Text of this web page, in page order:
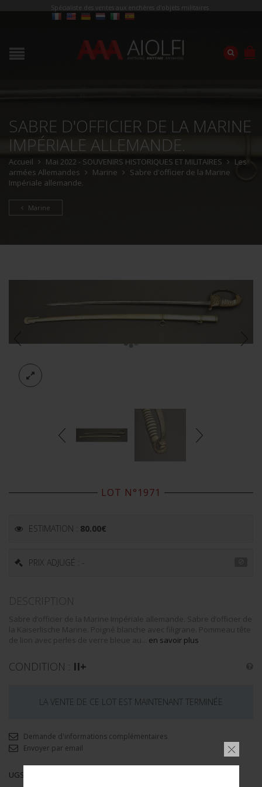
Spécialiste des ventes aux enchères d'objets militaires
SABRE D'OFFICIER DE LA MARINE
IMPÉRIALE ALLEMANDE.
Accueil Mai 2022 - SOUVENIRS HISTORIQUES ET MILITAIRES
Les
armées Allemandes
Marine
Sabre d'officier de la Marine
Impériale allemande.
Marine
LOT N°1971
ESTIMATION : 80.00€
PRIX ADJUGÉ : -
DESCRIPTION
Sabre d’officier de la Marine Impériale allemande. Sabre d’officier de
la Kaiserlische Marine. Poigné blanche avec filigrane. Pommeau tête
de lion avec perles de verre bleue au... en savoir plus
CONDITION : II+
LA VENTE DE CE LOT EST MAINTENANT TERMINÉE
Demande d'informations complémentaires
Envoyer par email
UGS :